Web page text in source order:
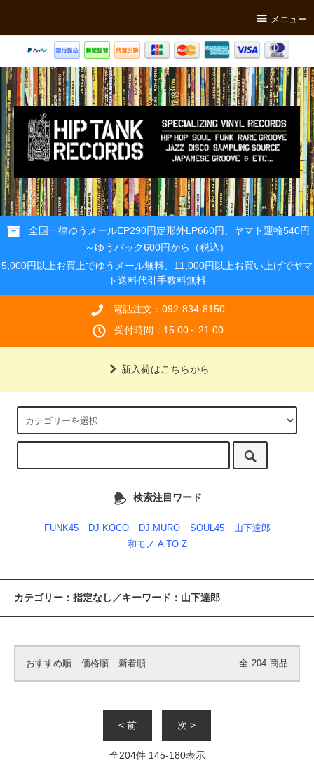
メニュー
全国一律ゆうメールEP290円定形外LP660円、ヤマト運輸540円
～ゆうパック600円から（税込）
5,000円以上お買上でゆうメール無料、11,000円以上お買い上げでヤマ
ト送料代引手数料無料
電話注文：092-834-8150
受付時間：15:00～21:00
新入荷はこちらから
検索注目ワード
FUNK45 DJ KOCO DJ MURO SOUL45
山下達郎
和モノ A TO Z
カテゴリー：指定なし／キーワード：山下達郎
おすすめ順 価格順 新着順 全 204 商品
< 前 次 >
全204件 145-180表示